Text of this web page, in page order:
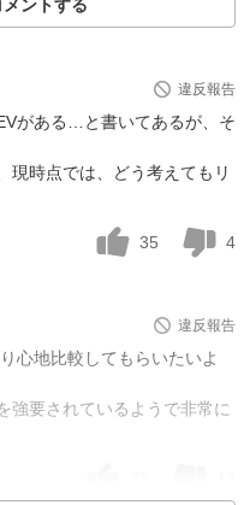
ントする
違反報告
がある…と書いてあるが、そ
現時点では、どう考えてもリ
35 4
違反報告
心地比較してもらいたいよ
強要されているようで非常に